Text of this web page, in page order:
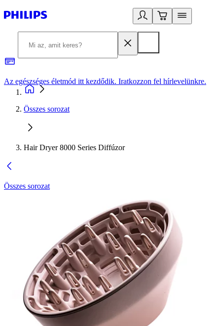
Az egészséges életmód itt kezdődik. Iratkozzon fel hírlevelünkre.
Összes sorozat
Hair Dryer 8000 Series Diffúzor
Összes sorozat